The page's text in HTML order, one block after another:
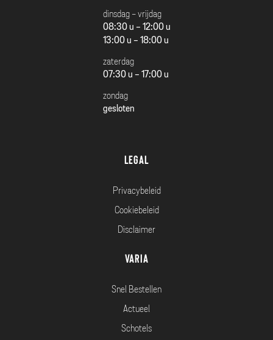
dinsdag - vrijdag
08:30 u - 12:00 u
13:00 u - 18:00 u
zaterdag
07:30 u - 17:00 u
zondag
gesloten
Legal
Privacybeleid
Cookiebeleid
Disclaimer
Varia
Snel Bestellen
Actueel
Schotels